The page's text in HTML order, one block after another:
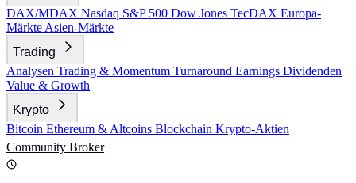
DAX/MDAX Nasdaq S&P 500 Dow Jones TecDAX Europa-
Märkte Asien-Märkte
Trading
Analysen Trading & Momentum Turnaround Earnings Dividenden
Value & Growth
Krypto
Bitcoin Ethereum & Altcoins Blockchain Krypto-Aktien
Community Broker